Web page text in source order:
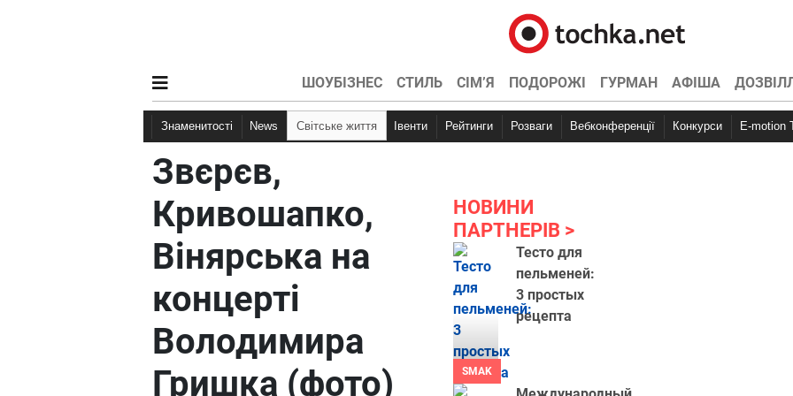
ШОУБІЗНЕС СТИЛЬ СІМ’Я ПОДОРОЖІ ГУРМАН АФІША
Знаменитості News Світське життя Івенти Рейтинги Розваги Вебконференції Конкурси E-motion
Звєрєв,
Кривошапко,
Вінярська на
концерті
Володимира
Гришка (фото)
НОВИНИ
ПАРТНЕРІВ
SMAK
Тесто для
пельменей:
3 простых
рецепта